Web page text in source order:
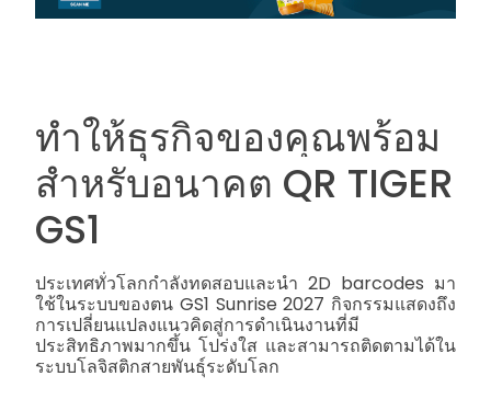
ทำให้ธุรกิจของคุณพร้อม
สำหรับอนาคต QR TIGER
GS1
ประเทศทั่วโลกกำลังทดสอบและนำ 2D barcodes มา
ใช้ในระบบของตน GS1 Sunrise2027 กิจกรรมแสดงถึง
การเปลี่ยนแปลงแนวคิดสู่การดำเนินงานที่มี
ประสิทธิภาพมากขึ้น โปร่งใส และสามารถติดตามได้ใน
ระบบโลจิสติกสายพันธุ์ระดับโลก